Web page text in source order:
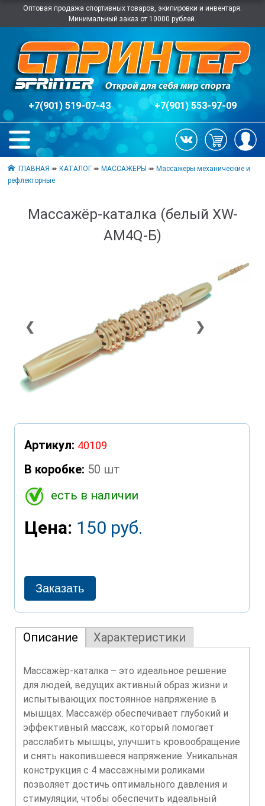
Оптовая продажа спортивных товаров, экипировки и инвентаря.
Минимальный заказ от 10000 рублей.
+7(901) 519-07-43 +7(901) 553-97-09
ГЛАВНАЯ ➠КАТАЛОГ ➠МАССАЖЕРЫ ➠Массажеры механические и
рефлекторные
Массажёр-каталка (белый XW-
AM4Q-Б)
❮ ❯
Артикул: 40109
В коробке: 50 шт
есть в наличии
Цена: 150 руб.
Описание Характеристики
Массажёр-каталка – это идеальное решение
для людей, ведущих активный образ жизни и
испытывающих постоянное напряжение в
мышцах. Массажёр обеспечивает глубокий и
эффективный массаж, который помогает
расслабить мышцы, улучшить кровообращение
и снять накопившееся напряжение. Уникальная
конструкция с 4 массажными роликами
позволяет достичь оптимального давления и
стимуляции, чтобы обеспечить идеальный